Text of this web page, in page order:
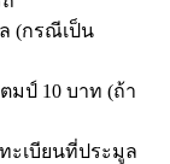
(กรณีเป็น
ป์ 10 บาท (ถ้า
ะเบียนที่ประมูล